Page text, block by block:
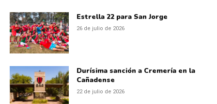
Estrella 22 para San Jorge
26 de julio de 2026
Durísima sanción a Cremería en la
Cañadense
22 de julio de 2026